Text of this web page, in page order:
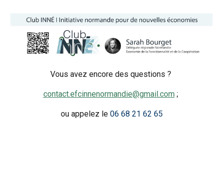
Vous avez encore des questions ?
contact.efcinnenormandie@gmail.com;
ou appelez le 06 68 21 62 65